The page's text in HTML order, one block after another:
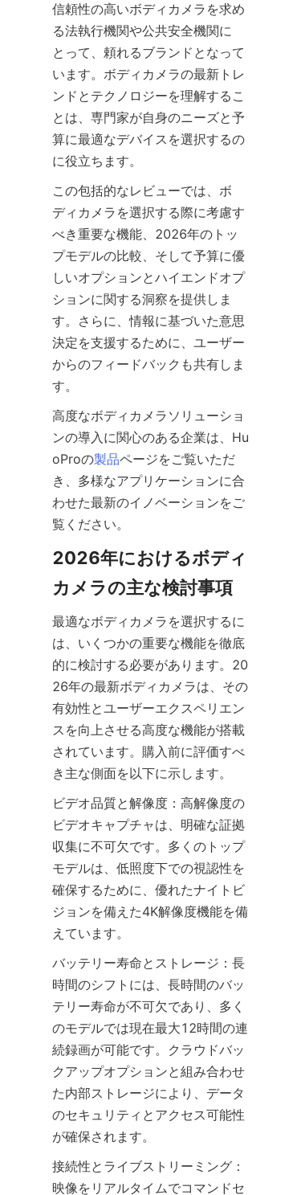
信頼性の高いボディカメラを求め
る法執行機関や公共安全機関に
とって、頼れるブランドとなって
います。ボディカメラの最新トレ
ンドとテクノロジーを理解するこ
とは、専門家が自身のニーズと予
算に最適なデバイスを選択するの
この包括的なレビューでは、ボ
ディカメラを選択する際に考慮す
べき重要な機能、2026年のトッ
プモデルの比較、そして予算に優
しいオプションとハイエンドオプ
ションに関する洞察を提供しま
す。さらに、情報に基づいた意思
決定を支援するために、ユーザー
からのフィードバックも共有しま
高度なボディカメラソリューショ
ンの導入に関心のある企業は、Hu
oProの製品ページをご覧いただ
き、多様なアプリケーションに合
わせた最新のイノベーションをご
2026年におけるボディ
最適なボディカメラを選択するに
は、いくつかの重要な機能を徹底
的に検討する必要があります。20
26年の最新ボディカメラは、その
有効性とユーザーエクスペリエン
スを向上させる高度な機能が搭載
されています。購入前に評価すべ
ビデオ品質と解像度：高解像度の
ビデオキャプチャは、明確な証拠
収集に不可欠です。多くのトップ
モデルは、低照度下での視認性を
確保するために、優れたナイトビ
ジョンを備えた4K解像度機能を備
バッテリー寿命とストレージ：長
時間のシフトには、長時間のバッ
テリー寿命が不可欠であり、多く
のモデルでは現在最大12時間の連
続録画が可能です。クラウドバッ
クアップオプションと組み合わせ
た内部ストレージにより、データ
のセキュリティとアクセス可能性
接続性とライブストリーミング：
映像をリアルタイムでコマンドセ